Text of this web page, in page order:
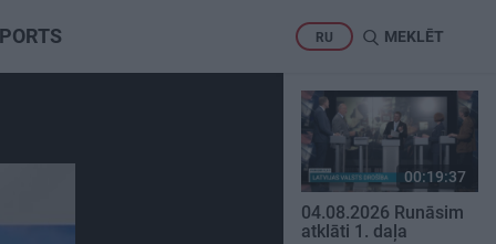
RU MEKLĒT
00:19:37
04.08.2026 Runāsim
atklāti 1. daļa